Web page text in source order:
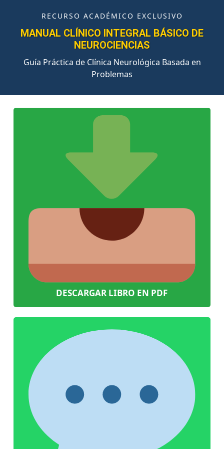
RECURSO ACADÉMICO EXCLUSIVO
MANUAL CLÍNICO INTEGRAL BÁSICO DE
NEUROCIENCIAS
Guía Práctica de Clínica Neurológica Basada en
Problemas
DESCARGAR LIBRO EN PDF